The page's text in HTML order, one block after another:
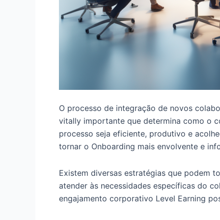
O processo de integração de novos
vitally importante que determina como o
processo seja eficiente, produtivo e
tornar o Onboarding mais envolvente e
Existem diversas estratégias que podem
atender às necessidades específicas do
engajamento corporativo Level Earning